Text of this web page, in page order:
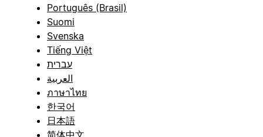
Português (Brasil)
Suomi
Svenska
Tiếng Việt
עברית
العربية
ภาษาไทย
한국어
日本語
简体中文